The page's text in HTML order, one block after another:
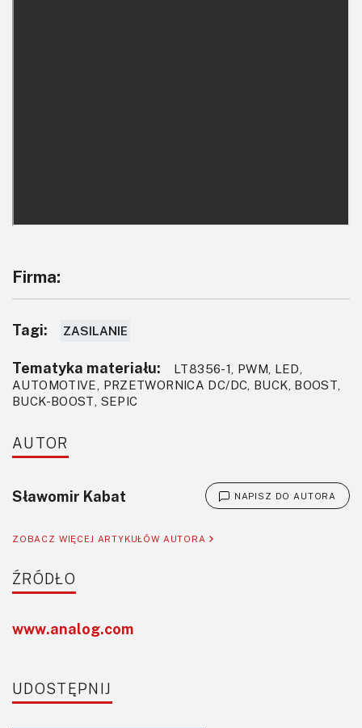
Firma:
Tagi: ZASILANIE
Tematyka materiału:
LT8356-1, PWM, LED,
AUTOMOTIVE, PRZETWORNICA DC/DC, BUCK, BOOST,
BUCK-BOOST, SEPIC
AUTOR
Sławomir Kabat NAPISZ DO AUTORA
ZOBACZ WIĘCEJ ARTYKUŁÓW AUTORA
ŹRÓDŁO
www.analog.com
UDOSTĘPNIJ